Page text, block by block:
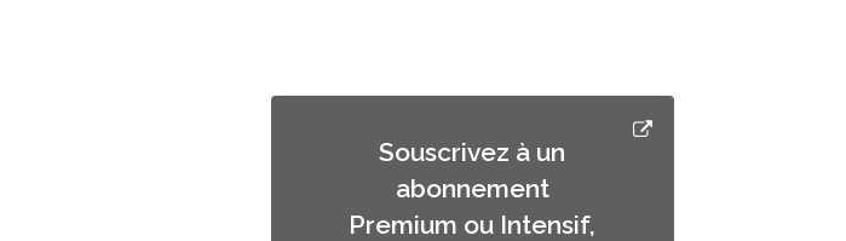
Souscrivez à un
abonnement
Premium ou Intensif,